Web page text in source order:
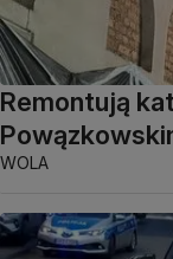
Remontują
WOLA